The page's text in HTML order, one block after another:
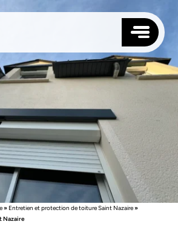
TOITURE
ISOLATION
MENUISERIES
NOS AGENCES
LAVAL
QUI SOMMES-NOUS ?
RÉALISATIONS
BLOG
CONTACTEZ-NOUS
» Entretien et protection de toiture Saint Nazaire»
Nazaire